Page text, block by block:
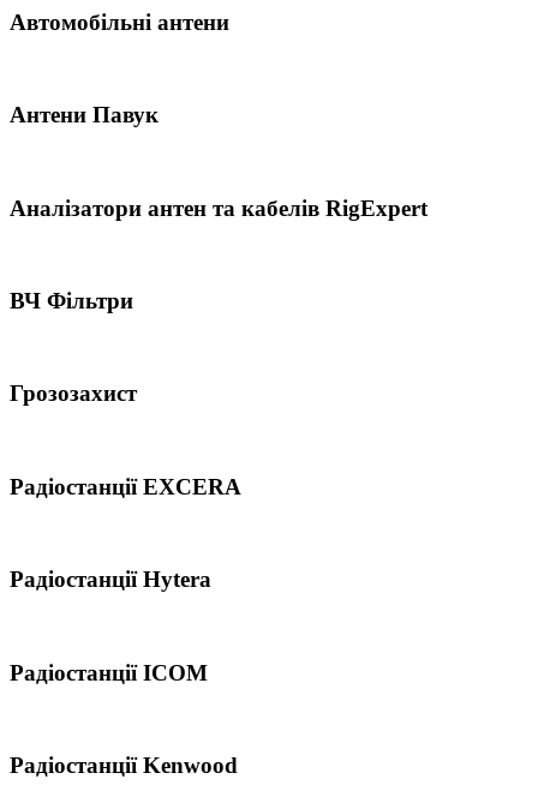
Автомобільні антени
Антени Павук
Аналізатори антен та кабелів RigExpert
ВЧ Фільтри
Грозозахист
Радіостанції EXCERA
Радіостанції Hytera
Радіостанції ICOM
Радіостанції Kenwood